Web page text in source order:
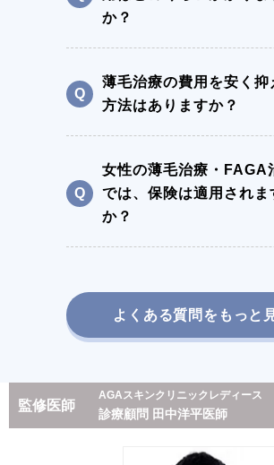
か？
薄毛治療の費用を安く抑
方法はありますか？
女性の薄毛治療・FAGA
では、保険は適用されま
か？
よくある質問をもっと
監修医師
AGAスキンクリニックレディース
診療顧問 田中洋平医師